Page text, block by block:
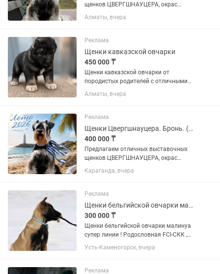
щенков ЦВЕРГШНАУЦЕРА, окрас
черный с серебром. Дата рождения
29,07,26 Не купированные (в помете 2
родословная РКФ от лучших...
Алматы, вчера
Реклама
Щенки кавказской овчарки
450 000 ₸
Щенки кавказской овчарки от
породистых родителей с отличными
охранными качествами. Стоимость: -
Кобель - 450 000 тенге. - Сука - 350 000
Передача новым владельцам...
Алматы, вчера
Реклама
Щенки Цвергшнауцера. Бронь. (29,07,26)
400 000 ₸
Предлагаем отличных выставочных
щенков ЦВЕРГШНАУЦЕРА, окрас
черный с серебром. Дата рождения
29,07,26 Не купированные (в помете 2
родословная РКФ от лучших...
Караганда, вчера
Реклама
Щенки бельгийской овчарки малинуа с родословной
300 000 ₸
Щенки бельгийской овчарки малинуа
супер линии ! Родословная FCI-СКК ,
перспектива для выставок и спорта,
оба родителя семейные квартирные
Максимус , лучшая спортивная...
Усть-Каменогорск, вчера
Реклама